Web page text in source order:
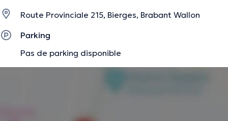
Route Provinciale 215, Bierges, Brabant Wallon
Parking
Pas de parking disponible